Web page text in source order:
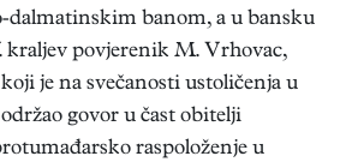
dalmatinskim banom, a u bansku
kraljev povjerenik M. Vrhovac,
je na svečanosti ustoličenja u
govor u čast obitelji
raspoloženje u